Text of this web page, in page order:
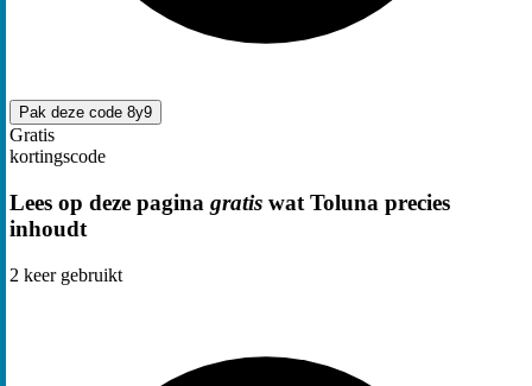
Pak deze code 8y9
Gratis
kortingscode
Lees op deze pagina gratis wat Toluna precies
inhoudt
2 keer gebruikt